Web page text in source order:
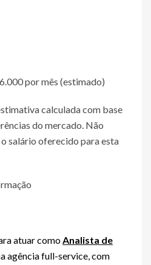
por mês (estimado)
calculada com base
do mercado. Não
salário oferecido para esta
atuar comoAnalista de
agência full-service, com